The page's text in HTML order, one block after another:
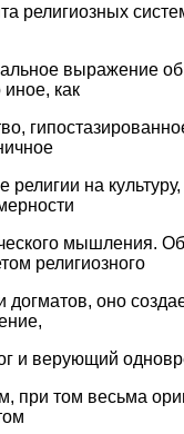
религиозных
выражение
иное, как
религии на
мышления.
религиозного
догматов, оно
и верующий
при том весьма